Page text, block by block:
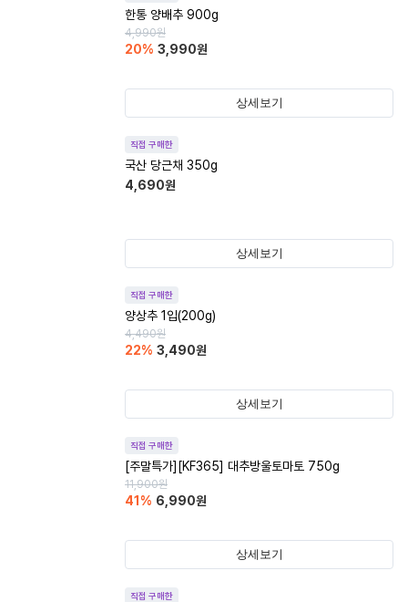
한통 양배추 900g
4,990원
20% 3,990원
상세보기
직접 구매한
국산 당근채 350g
4,690원
상세보기
직접 구매한
양상추 1입(200g)
4,490원
22% 3,490원
상세보기
직접 구매한
[주말특가][KF365] 대추방울토마토 750g
11,900원
41 % 6,990원
상세보기
직접 구매한